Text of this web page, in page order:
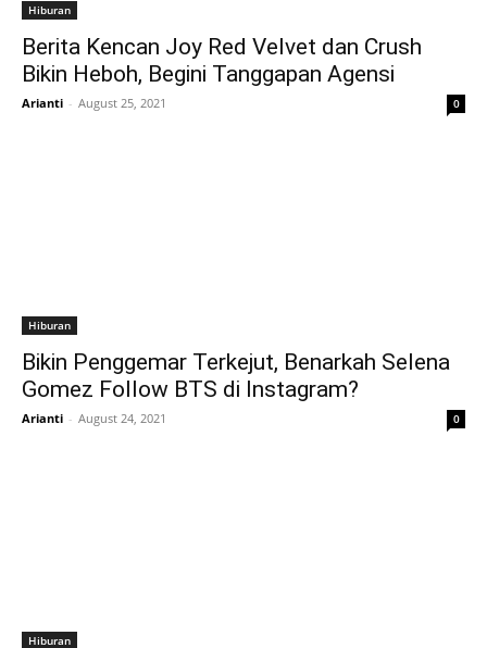
Hiburan
Berita Kencan Joy Red Velvet dan Crush
Bikin Heboh, Begini Tanggapan Agensi
Arianti - August 25, 2021 0
Hiburan
Bikin Penggemar Terkejut, Benarkah Selena
Gomez Follow BTS di Instagram?
Arianti - August 24, 2021 0
Hiburan